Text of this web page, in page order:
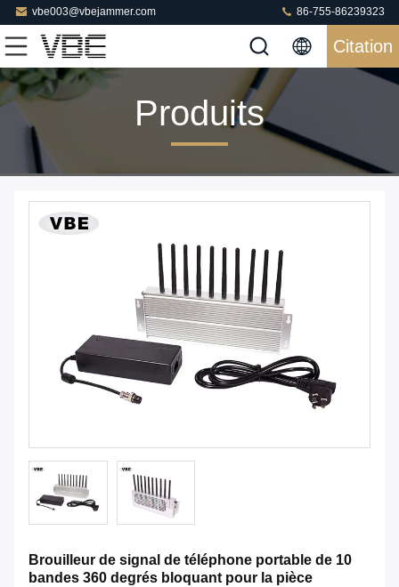
vbe003@vbejammer.com 86-755-86239323
Citation
Produits
Brouilleur de signal de téléphone portable de 10
bandes 360 degrés bloquant pour la pièce